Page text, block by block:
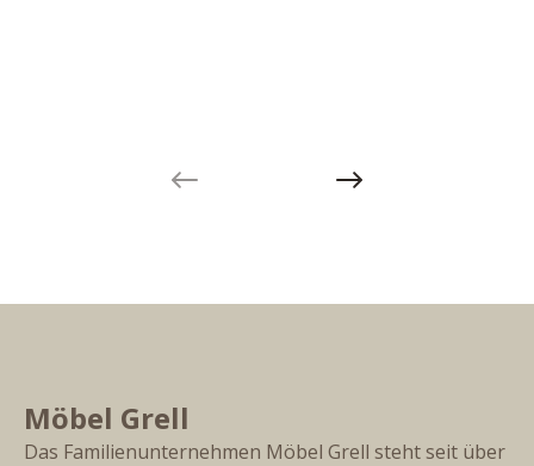
Next slide
Möbel Grell
Das Familienunternehmen Möbel Grell steht seit über